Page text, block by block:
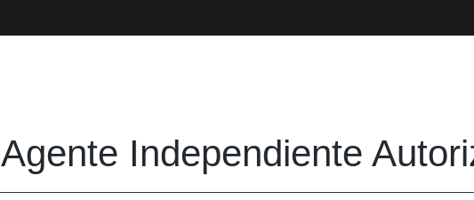
Agente Independiente